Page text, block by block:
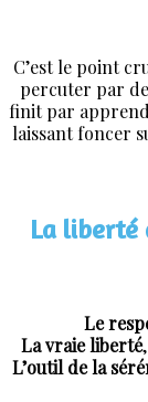
C’est le point
percuter par
finit par
laissant foncer
La liberté
Le
La vraie liberté
L’outil de la